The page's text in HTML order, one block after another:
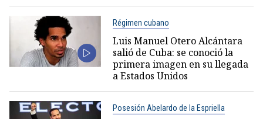
Régimen cubano
Luis Manuel Otero Alcántara
salió de Cuba: se conoció la
primera imagen en su llegada
a Estados Unidos
Posesión Abelardo de la Espriella